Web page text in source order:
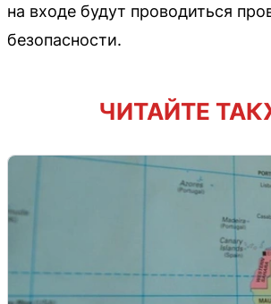
на входе будут проводиться
безопасности.
ЧИТАЙТЕ